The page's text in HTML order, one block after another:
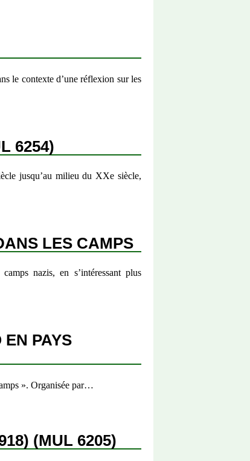
le contexte d’une réflexion sur les
6254)
jusqu’au milieu du XXe siècle,
LES CAMPS
nazis, en s’intéressant plus
PAYS
». Organisée par…
(MUL 6205)